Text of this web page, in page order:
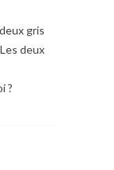
gris
deux
?